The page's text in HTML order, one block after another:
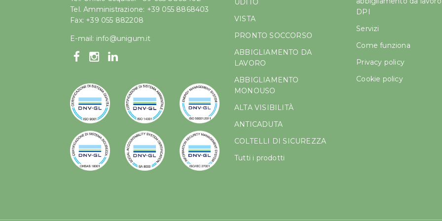
Tel. Amministrazione: +39 055 8868403
Fax: +39 055 882208
E-mail: info@unigum.it
UDITO
VISTA
PRONTO SOCCORSO
ABBIGLIAMENTO DA
LAVORO
ABBIGLIAMENTO
MONOUSO
ALTA VISIBILITÀ
ANTICADUTA
COLTELLI DI SICUREZZA
Tutti i prodotti
DPI
Servizi
Come funziona
Privacy policy
Cookie policy